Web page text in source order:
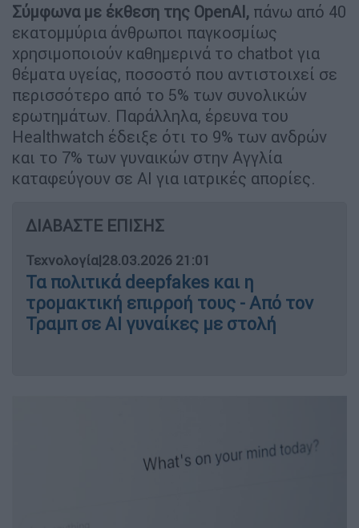
Σύμφωνα με έκθεση της OpenAI, πάνω από 40
εκατομμύρια άνθρωποι παγκοσμίως
χρησιμοποιούν καθημερινά το chatbot για
θέματα υγείας, ποσοστό που αντιστοιχεί σε
περισσότερο από το 5% των συνολικών
ερωτημάτων. Παράλληλα, έρευνα του
Healthwatch έδειξε ότι το 9% των ανδρών
και το 7% των γυναικών στην Αγγλία
καταφεύγουν σε AI για ιατρικές απορίες.
ΔΙΑΒΑΣΤΕ ΕΠΙΣΗΣ
Τεχνολογία|28.03.2026 21:01
Τα πολιτικά deepfakes και η
τρομακτική επιρροή τους - Από τον
Τραμπ σε ΑΙ γυναίκες με στολή